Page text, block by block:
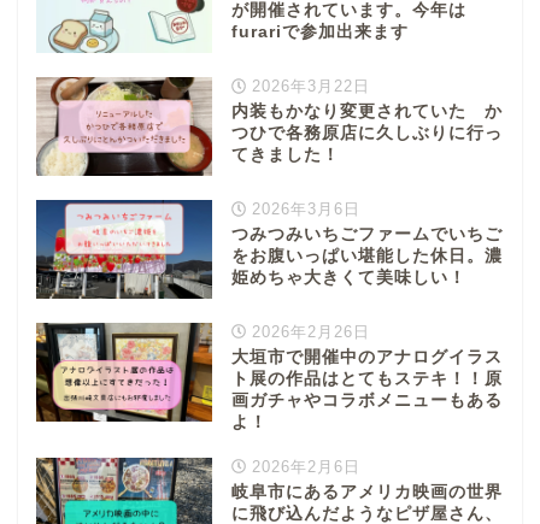
が開催されています。今年は
furariで参加出来ます
2026年3月22日
内装もかなり変更されていた か
つひで各務原店に久しぶりに行っ
てきました！
2026年3月6日
つみつみいちごファームでいちご
をお腹いっぱい堪能した休日。濃
姫めちゃ大きくて美味しい！
2026年2月26日
大垣市で開催中のアナログイラス
ト展の作品はとてもステキ！！原
画ガチャやコラボメニューもある
よ！
2026年2月6日
岐阜市にあるアメリカ映画の世界
に飛び込んだようなピザ屋さん、